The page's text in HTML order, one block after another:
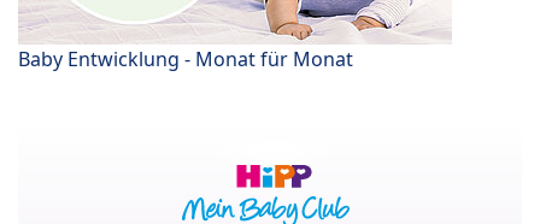
Baby Entwicklung - Monat für Monat